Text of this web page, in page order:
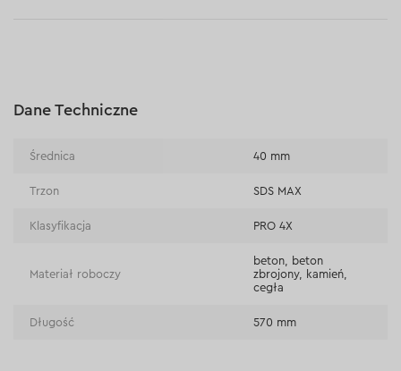
Płatność na rachunek bieżący (przelew tradycyjny)
Dane Techniczne
Średnica 40 mm
Trzon SDS MAX
Klasyfikacja PRO 4Х
Materiał roboczy
beton, beton
zbrojony, kamień,
cegła
Długość 570 mm